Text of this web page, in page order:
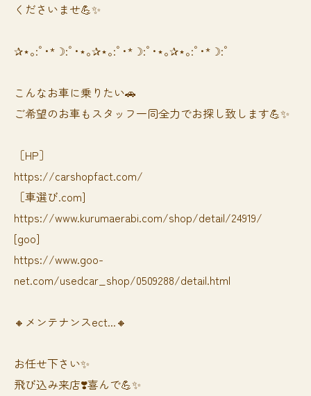
くださいませ💪✨
✰⋆｡:ﾟ･*☽:ﾟ･⋆｡✰⋆｡:ﾟ･*☽:ﾟ･⋆｡✰⋆｡:ﾟ･*☽:ﾟ
⁡⁡⁡こんなお車に乗りたい🚗
ご希望のお車もスタッフ一同全力でお探し致します💪✨
［HP］
https://carshopfact.com/
［車選び.com]
https://www.kurumaerabi.com/shop/detail/24919/
[goo]
https://www.goo-
net.com/usedcar_shop/0509288/detail.html
🔸メンテナンスect...🔸
お任せ下さい✨
飛び込み来店❣️喜んで💪✨